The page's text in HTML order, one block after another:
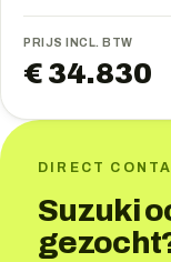
PRIJS INCL. BTW
€ 34.830
DIRECT
Suzuki